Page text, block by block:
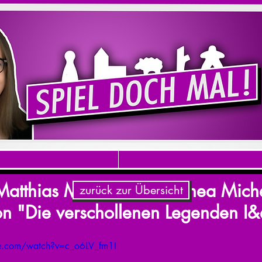
Miller und Dorothea
"Die verschollenen Legenden
watch?v=c_o6LV_fm1I
zurück zur Übersicht